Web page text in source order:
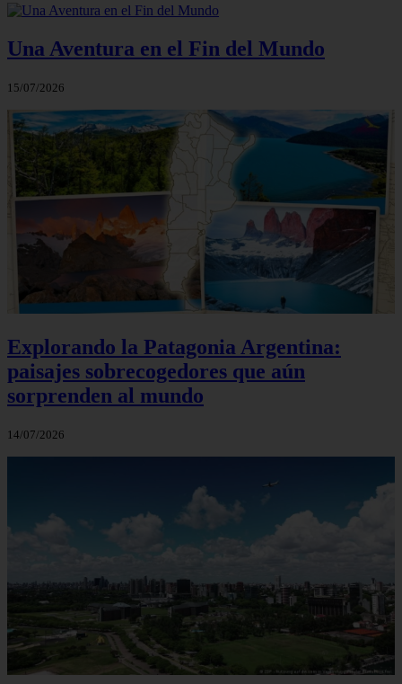
Una Aventura en el Fin del Mundo
15/07/2026
Explorando la Patagonia Argentina:
paisajes sobrecogedores que aún
sorprenden al mundo
14/07/2026